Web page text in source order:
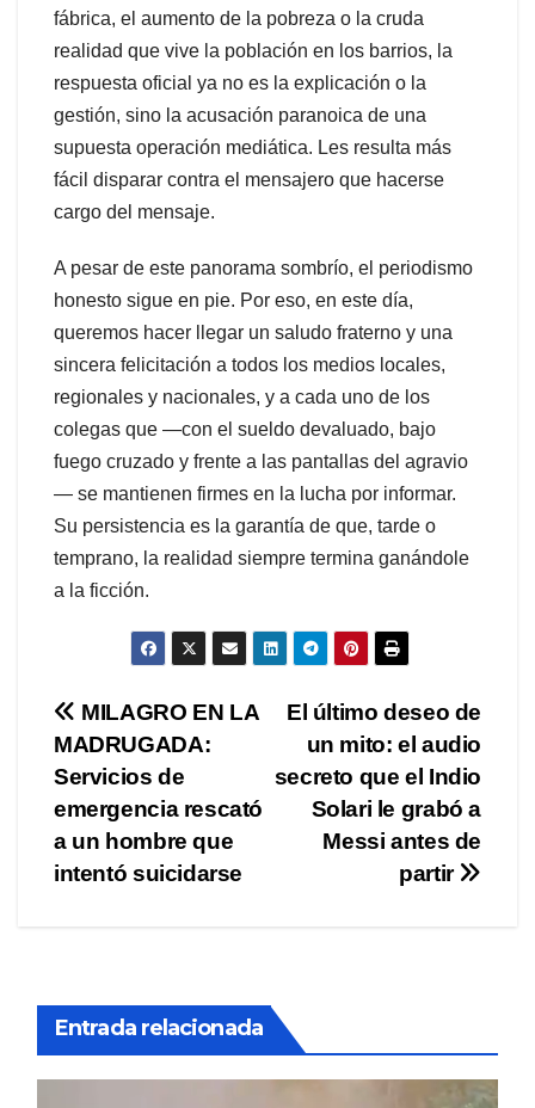
fábrica, el aumento de la pobreza o la cruda
realidad que vive la población en los barrios, la
respuesta oficial ya no es la explicación o la
gestión, sino la acusación paranoica de una
supuesta operación mediática. Les resulta más
fácil disparar contra el mensajero que hacerse
cargo del mensaje.
A pesar de este panorama sombrío, el periodismo
honesto sigue en pie. Por eso, en este día,
queremos hacer llegar un saludo fraterno y una
sincera felicitación a todos los medios locales,
regionales y nacionales, y a cada uno de los
colegas que —con el sueldo devaluado, bajo
fuego cruzado y frente a las pantallas del agravio
— se mantienen firmes en la lucha por informar.
Su persistencia es la garantía de que, tarde o
temprano, la realidad siempre termina ganándole
a la ficción.
Navegación
de
entradas
El último deseo de
un mito: el audio
secreto que el Indio
Solari le grabó a
Messi antes de
partir
MILAGRO EN LA
MADRUGADA:
Servicios de
emergencia rescató
a un hombre que
intentó suicidarse
Entrada relacionada